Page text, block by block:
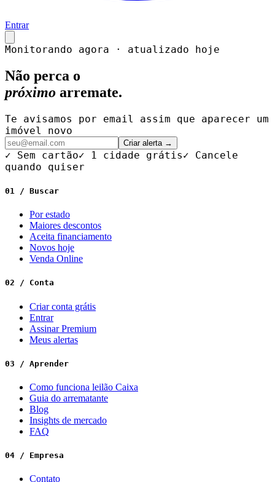
Entrar
Monitorando agora · atualizado hoje
Não perca o
próximo arremate.
Te avisamos por email assim que aparecer um
imóvel novo
Criar alerta →
✓ Sem cartão✓ 1 cidade grátis✓ Cancele
quando quiser
01 / Buscar
Por estado
Maiores descontos
Aceita financiamento
Novos hoje
Venda Online
02 / Conta
Criar conta grátis
Entrar
Assinar Premium
Meus alertas
03 / Aprender
Como funciona leilão Caixa
Guia do arrematante
Blog
Insights de mercado
FAQ
04 / Empresa
Contato